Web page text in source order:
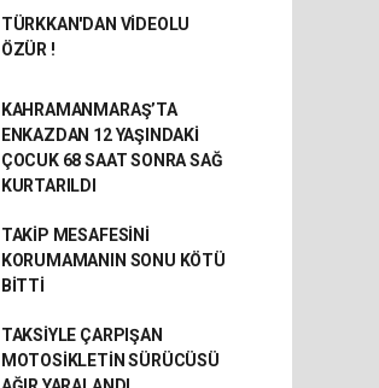
TÜRKKAN'DAN VİDEOLU
ÖZÜR !
KAHRAMANMARAŞ’TA
ENKAZDAN 12 YAŞINDAKİ
ÇOCUK 68 SAAT SONRA SAĞ
KURTARILDI
TAKİP MESAFESİNİ
KORUMAMANIN SONU KÖTÜ
BİTTİ
TAKSİYLE ÇARPIŞAN
MOTOSİKLETİN SÜRÜCÜSÜ